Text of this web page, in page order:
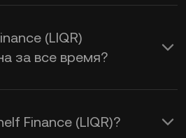
(LIQR)
за все время?
Finance (LIQR)?